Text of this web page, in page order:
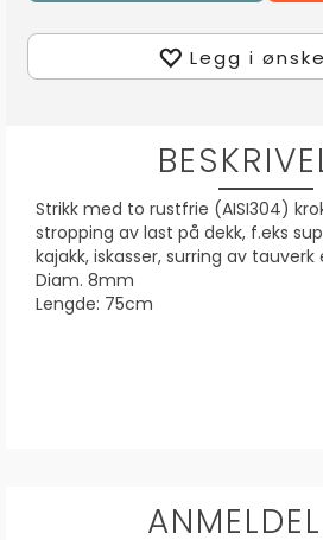
Legg i
Strikk med to rustfrie (AISI304)
stropping av last på dekk, f.eks
kajakk, iskasser, surring av tauverk
Diam. 8mm
Lengde: 75cm